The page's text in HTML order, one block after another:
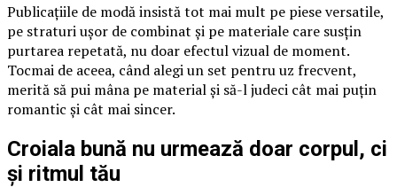
Publicațiile de modă insistă tot mai mult pe piese versatile,
pe straturi ușor de combinat și pe materiale care susțin
purtarea repetată, nu doar efectul vizual de moment.
Tocmai de aceea, când alegi un set pentru uz frecvent,
merită să pui mâna pe material și să-l judeci cât mai puțin
romantic și cât mai sincer.
Croiala bună nu urmează doar corpul, ci
și ritmul tău